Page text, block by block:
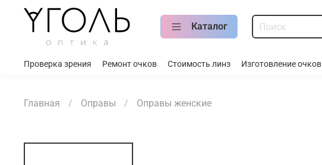
Каталог
Проверка зрения Ремонт очков Стоимость линз Изготовление очков
Главная Оправы Оправы женские